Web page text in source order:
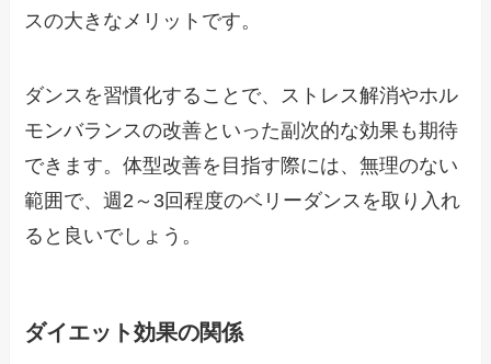
スの大きなメリットです。
ダンスを習慣化することで、ストレス解消やホル
モンバランスの改善といった副次的な効果も期待
できます。体型改善を目指す際には、無理のない
範囲で、週2～3回程度のベリーダンスを取り入れ
ると良いでしょう。
ダイエット効果の関係